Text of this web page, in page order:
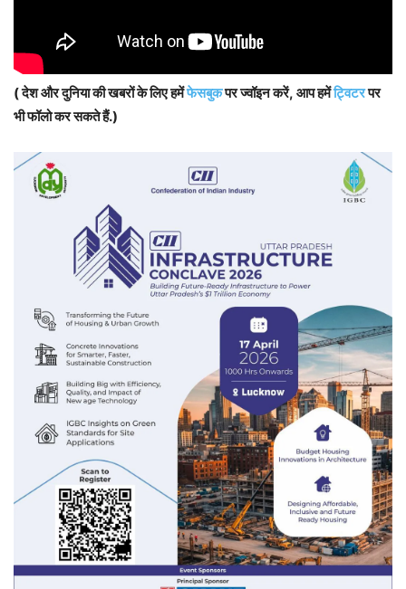
( देश और दुनिया की खबरों के लिए हमेंफेसबुकपर ज्वॉइन करें, आप हमेंट्विटरपर
भी फॉलो कर सकते हैं.)